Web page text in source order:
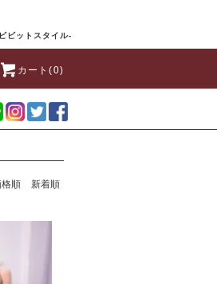
ビットスタイル-
カート(0)
順 新着順